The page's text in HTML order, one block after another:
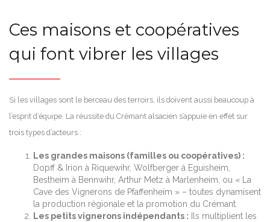
Ces maisons et coopératives
qui font vibrer les villages
Si les villages sont le berceau des terroirs, ils doivent aussi beaucoup à
l’esprit d’équipe. La réussite du Crémant alsacien s’appuie en effet sur
trois types d’acteurs :
Les grandes maisons (familles ou coopératives) :
Dopff & Irion à Riquewihr, Wolfberger à Eguisheim,
Bestheim à Bennwihr, Arthur Metz à Marlenheim, ou « La
Cave des Vignerons de Pfaffenheim » – toutes dynamisent
la production régionale et la promotion du Crémant.
Les petits vignerons indépendants : Ils multiplient les